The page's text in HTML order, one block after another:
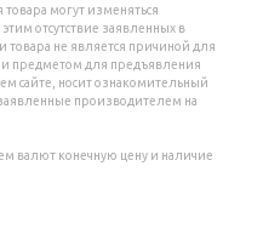
могут изменяться
отсутствие заявленных в
не является причиной для
и предметом для предъявления
сайте, носит ознакомительный
производителем на
валют конечную цену и наличие